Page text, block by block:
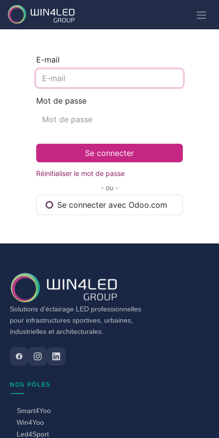
E-mail
Mot de passe
Se connecter
Réinitialiser le mot de passe
- ou -
Se connecter avec Odoo.com
Solutions d'éclairage LED professionnelles
pour infrastructures sportives, urbaines,
industrielles et architecturales.
NOS PÔLES
Smart4Yoo
Win4Yoo
Led4Sport